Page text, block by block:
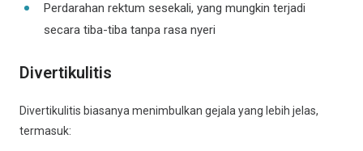
Perdarahan rektum sesekali, yang mungkin terjadi
secara tiba-tiba tanpa rasa nyeri
Divertikulitis
Divertikulitis biasanya menimbulkan gejala yang lebih jelas,
termasuk: